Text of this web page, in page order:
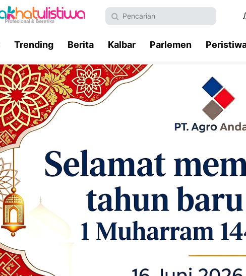
Trending Berita Kalbar Parlemen